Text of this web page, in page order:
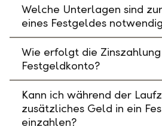
Welche Unterlagen sind
eines Festgeldes
Wie erfolgt die
Festgeldkonto?
Kann ich während der
zusätzliches Geld in ein
einzahlen?